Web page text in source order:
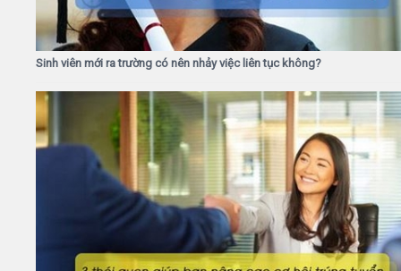
Sinh viên mới ra trường có nên nhảy việc liên tục không?